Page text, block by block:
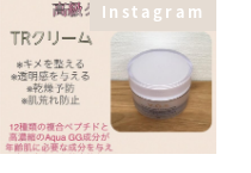
Instagram